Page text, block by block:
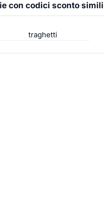
con codici sconto simili
traghetti